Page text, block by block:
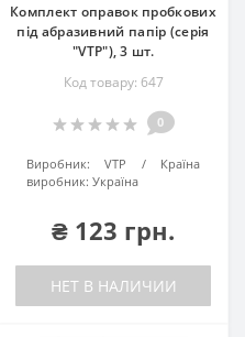
Комплект оправок пробкових
під абразивний папір (серія
"VTP"), 3 шт.
Код товару: 647
0
Виробник: VTP
Країна
виробник: Україна
₴ 123 грн.
НЕТ В НАЛИЧИИ